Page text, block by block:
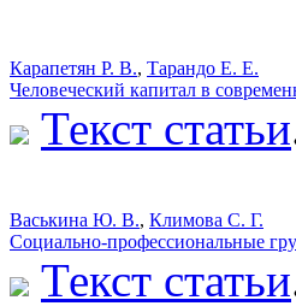
Карапетян Р. В., Тарандо Е. Е.
Человеческий капитал в
Текст статьи
Васькина Ю. В., Климова С. Г.
Социально-профессиональные
Текст статьи